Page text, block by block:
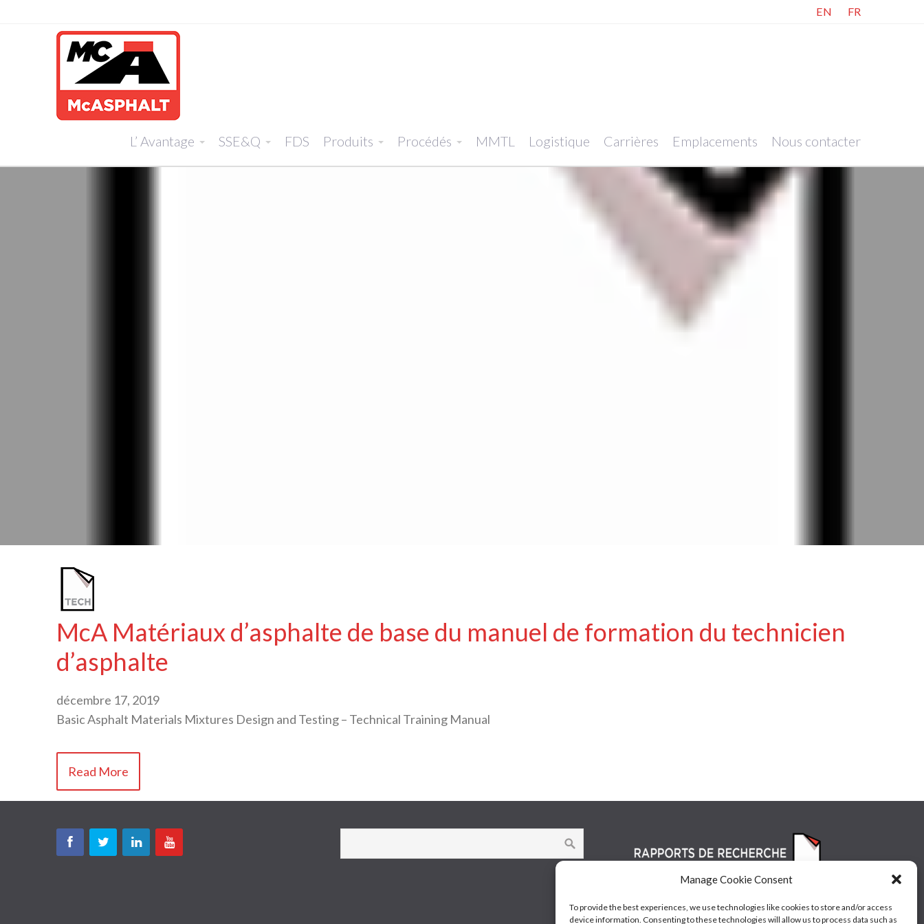
Manage Cookie Consent
To provide the best experiences, we use technologies like cookies to store and/or access
device information. Consenting to these technologies will allow us to process data such as
EN FR
L’ Avantage SSE&Q FDS Produits Procédés MMTL Logistique Carrières Emplacements Nous contacter
McA Matériaux d’asphalte de base du manuel de formation du technicien
d’asphalte
décembre 17, 2019
Basic Asphalt Materials Mixtures Design and Testing – Technical Training Manual
Read More